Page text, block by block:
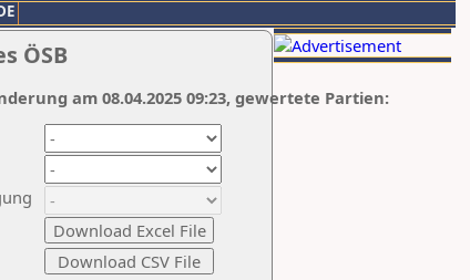
ÖSB
am 08.04.2025 09:23, gewertete Partien: